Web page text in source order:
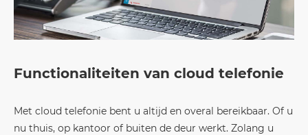
Functionaliteiten van cloud telefonie
Met cloud telefonie bent u altijd en overal bereikbaar. Of u
nu thuis, op kantoor of buiten de deur werkt. Zolang u